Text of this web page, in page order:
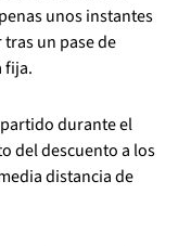
unos instantes
un pase de
fija.
partido durante el
del descuento a los
distancia de